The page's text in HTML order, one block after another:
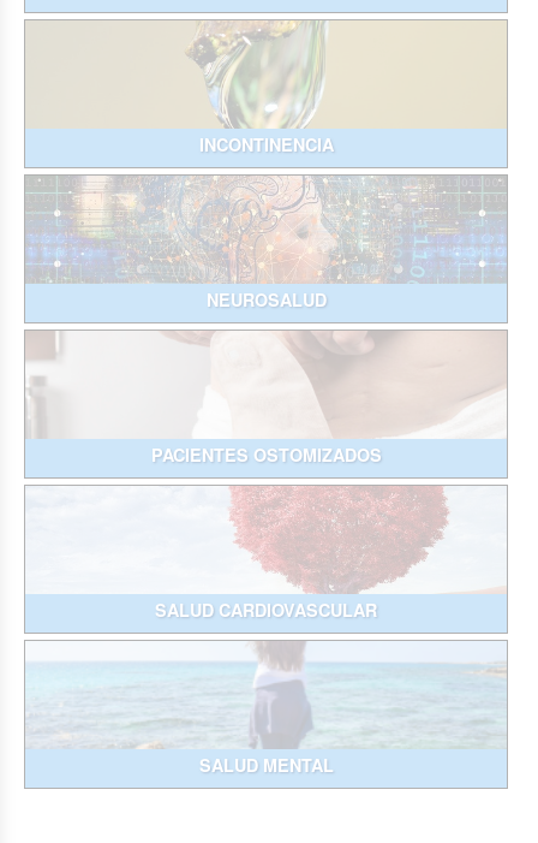
INCONTINENCIA
NEUROSALUD
PACIENTES OSTOMIZADOS
SALUD CARDIOVASCULAR
SALUD MENTAL